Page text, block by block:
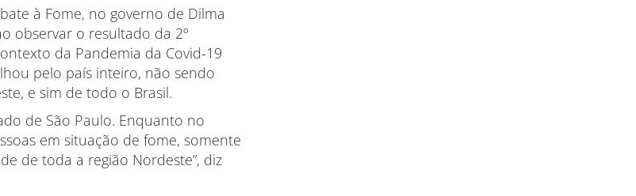
à Fome, no governo de Dilma
observar o resultado da 2º
da Pandemia da Covid-19
pelo país inteiro, não sendo
e sim de todo o Brasil.
de São Paulo. Enquanto no
em situação de fome, somente
de toda a região Nordeste”, diz